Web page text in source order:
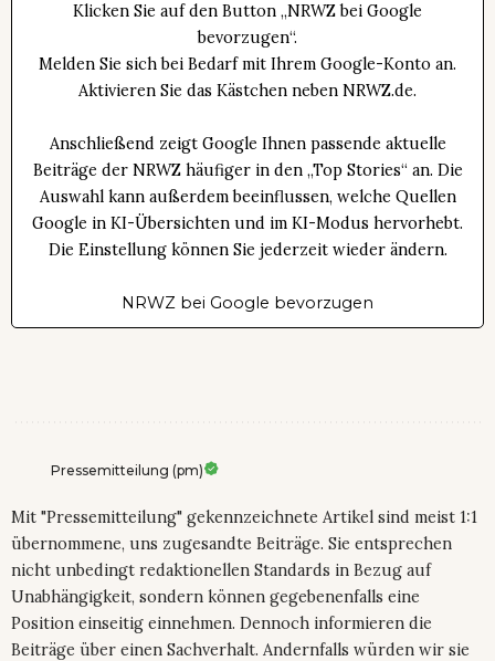
Klicken Sie auf den Button „NRWZ bei Google
bevorzugen“.
Melden Sie sich bei Bedarf mit Ihrem Google-Konto an.
Aktivieren Sie das Kästchen neben NRWZ.de.
Anschließend zeigt Google Ihnen passende aktuelle
Beiträge der NRWZ häufiger in den „Top Stories“ an. Die
Auswahl kann außerdem beeinflussen, welche Quellen
Google in KI-Übersichten und im KI-Modus hervorhebt.
Die Einstellung können Sie jederzeit wieder ändern.
NRWZ bei Google bevorzugen
Pressemitteilung (pm)
Mit "Pressemitteilung" gekennzeichnete Artikel sind meist 1:1
übernommene, uns zugesandte Beiträge. Sie entsprechen
nicht unbedingt redaktionellen Standards in Bezug auf
Unabhängigkeit, sondern können gegebenenfalls eine
Position einseitig einnehmen. Dennoch informieren die
Beiträge über einen Sachverhalt. Andernfalls würden wir sie